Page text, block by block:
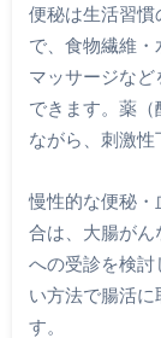
便秘は生活習
で、食物繊維
マッサージな
できます。薬
ながら、刺激性
慢性的な便秘・
合は、大腸が
への受診を検討
い方法で腸活
す。